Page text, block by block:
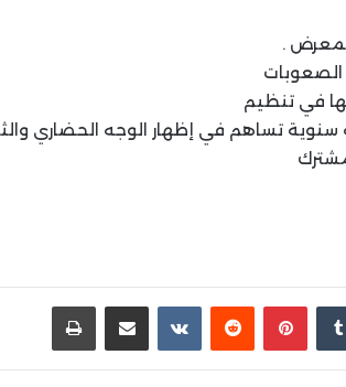
.
الصعوبات
في تنظيم
تساهم في إظهار الوجه الحضاري
بينتيريست مشاركة عبر البريد طباعة